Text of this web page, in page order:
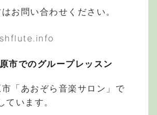
お問い合わせください。
市でのグループレッスン
「あおぞら音楽サロン」で
ています。